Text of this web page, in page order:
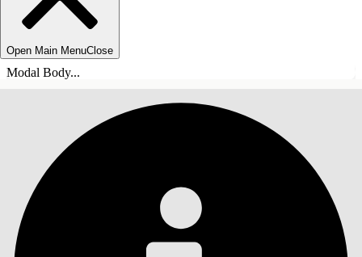
Open Main MenuClose
Modal Body...
目录